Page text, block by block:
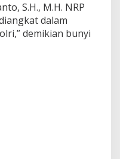
S.H., M.H. NRP
dalam
demikian bunyi